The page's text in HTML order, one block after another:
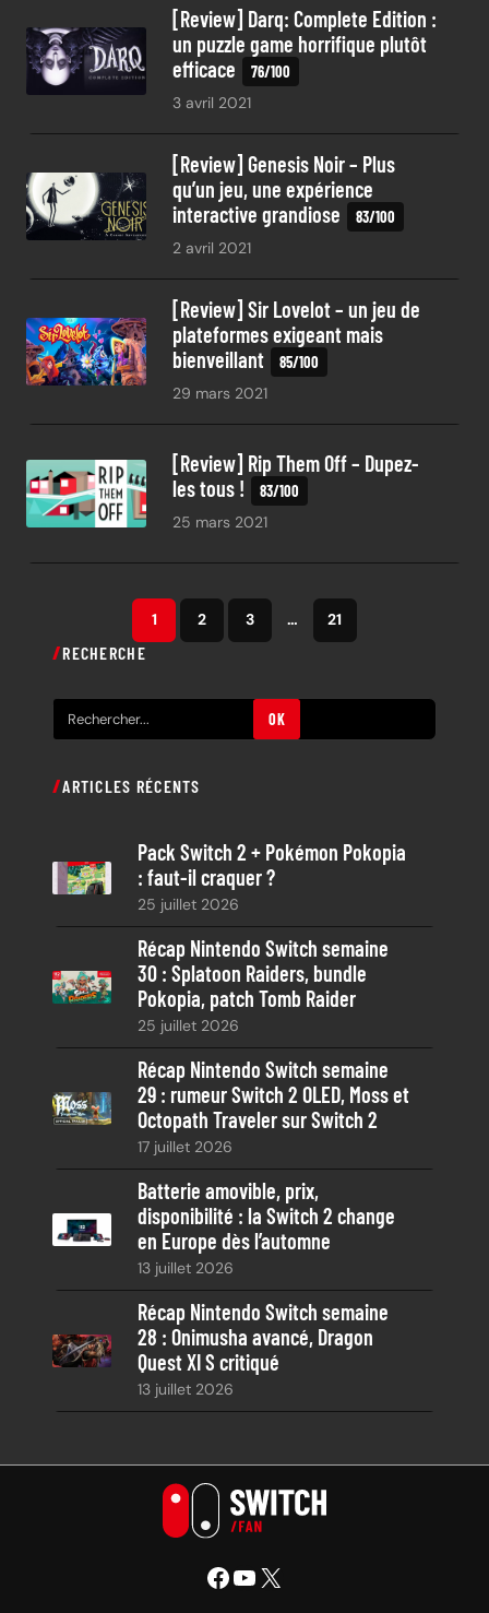
[Review] Darq: Complete Edition :
un puzzle game horrifique plutôt
efficace
3 avril 2021
[Review] Genesis Noir – Plus
qu’un jeu, une expérience
interactive grandiose
2 avril 2021
[Review] Sir Lovelot – un jeu de
plateformes exigeant mais
bienveillant
29 mars 2021
[Review] Rip Them Off – Dupez-
les tous !
25 mars 2021
1 2 3 … 21
RECHERCHE
e
h
OK
ARTICLES RÉCENTS
Pack Switch 2 + Pokémon Pokopia
: faut-il craquer ?
25 juillet 2026
Récap Nintendo Switch semaine
30 : Splatoon Raiders, bundle
Pokopia, patch Tomb Raider
25 juillet 2026
Récap Nintendo Switch semaine
29 : rumeur Switch 2 OLED, Moss et
Octopath Traveler sur Switch 2
17 juillet 2026
Batterie amovible, prix,
disponibilité : la Switch 2 change
en Europe dès l’automne
13 juillet 2026
Récap Nintendo Switch semaine
28 : Onimusha avancé, Dragon
Quest XI S critiqué
13 juillet 2026
Facebook YouTube X